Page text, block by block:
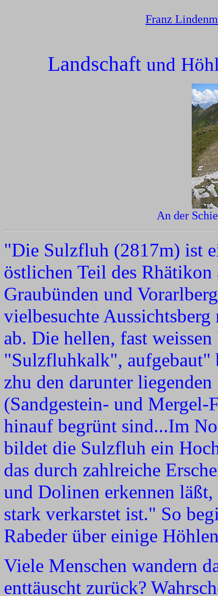
Franz
Landschaft und
An der
"Die Sulzfluh (2817m) ist
östlichen Teil des Rhätikon
Graubünden und
vielbesuchte
ab. Die hellen, fast
"Sulzfluhkalk", aufgebaut"
zhu den darunter
(Sandgestein- und
hinauf begrünt sind...Im
bildet die Sulzfluh ein
das durch zahlreiche
und Dolinen erkennen
stark verkarstet ist." So
Rabeder über einige
Viele Menschen wandern
enttäuscht zurück?